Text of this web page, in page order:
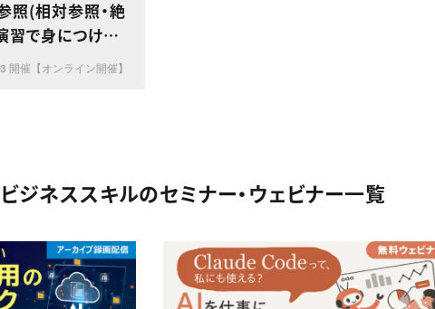
照(相対参照・絶
習で身につける
作～
催【オンライン開催】
ジネススキルのセミナー・ウェビナー一覧